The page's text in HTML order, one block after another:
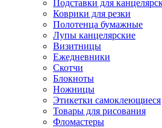
Подставки для
Коврики для резки
Полотенца бумажные
Лупы канцелярские
Визитницы
Ежедневники
Скотчи
Блокноты
Ножницы
Этикетки самоклеющиеся
Товары для рисования
Фломастеры